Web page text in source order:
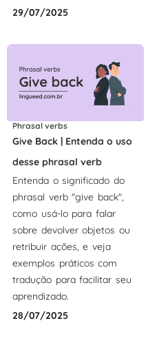
29/07/2025
Phrasal verbs
Give Back | Entenda o uso
desse phrasal verb
Entenda o significado do
phrasal verb "give back",
como usá-lo para falar
sobre devolver objetos ou
retribuir ações, e veja
exemplos práticos com
tradução para facilitar seu
aprendizado.
28/07/2025